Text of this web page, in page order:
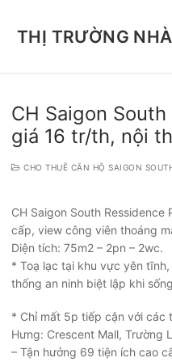
THỊ TRƯỜNG
CH Saigon
giá 16 tr/th, nội
CHO THUÊ CĂN HỘ SAIGON
CH Saigon South
cấp, view công viên thoáng
Diện tích: 75m2 – 2pn – 2wc.
* Toạ lạc tại khu vực yên
thống an ninh biệt lập khi
* Chỉ mất 5p tiếp cận với các
Hưng: Crescent Mall, Trường
– Tận hưởng 69 tiện ích cao